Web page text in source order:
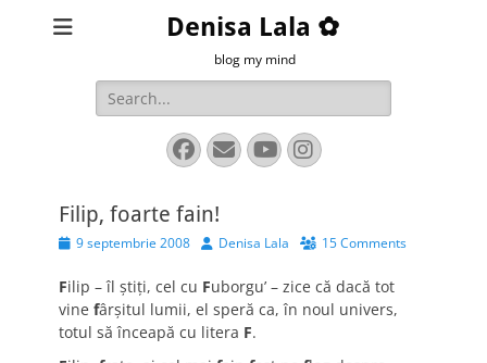
Denisa Lala ✿
blog my mind
Search
for:
Facebook
EmailYouTube
Instagram
Filip, foarte fain!
Posted
9 septembrie 2008 AuthorDenisa Lala 15 Comments
Filip – îl ştiţi, cel cu Fuborgu’ – zice că dacă tot
vine fârşitul lumii, el speră ca, în noul univers,
totul să înceapă cu litera F.